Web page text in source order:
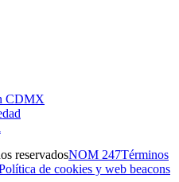
CDMX
reservadosNOM 247Términos
de cookies y web beacons